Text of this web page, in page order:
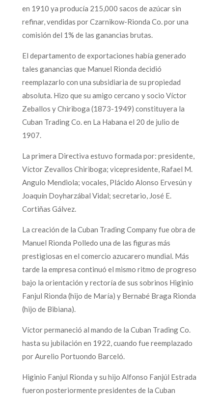
en 1910 ya producía 215,000 sacos de azúcar sin
refinar, vendidas por Czarnikow-Rionda Co. por una
comisión del 1% de las ganancias brutas.
El departamento de exportaciones había generado
tales ganancias que Manuel Rionda decidió
reemplazarlo con una subsidiaria de su propiedad
absoluta. Hizo que su amigo cercano y socio Víctor
Zeballos y Chiriboga (1873-1949) constituyera la
Cuban Trading Co. en La Habana el 20 de julio de
1907.
La primera Directiva estuvo formada por: presidente,
Víctor Zevallos Chiriboga; vicepresidente, Rafael M.
Angulo Mendiola; vocales, Plácido Alonso Ervesún y
Joaquín Doyharzábal Vidal; secretario, José E.
Cortiñas Gálvez.
La creación de la Cuban Trading Company fue obra de
Manuel Rionda Polledo una de las figuras más
prestigiosas en el comercio azucarero mundial. Más
tarde la empresa continuó el mismo ritmo de progreso
bajo la orientación y rectoría de sus sobrinos Higinio
Fanjul Rionda (hijo de María) y Bernabé Braga Rionda
(hijo de Bibiana).
Víctor permaneció al mando de la Cuban Trading Co.
hasta su jubilación en 1922, cuando fue reemplazado
por Aurelio Portuondo Barceló.
Higinio Fanjul Rionda y su hijo Alfonso Fanjúl Estrada
fueron posteriormente presidentes de la Cuban